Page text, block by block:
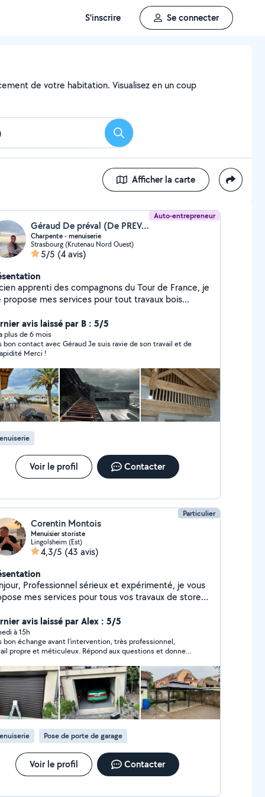
S'inscrire Se connecter
de votre habitation. Visualisez en un coup
Rechercher
Afficher la carte
Auto-entrepreneur
Géraud De préval (De PREVAL)
Charpente - menuiserie
Strasbourg (Krutenau Nord Ouest)
5/5 (4 avis)
apprenti des compagnons du Tour de France, je
propose mes services pour tout travaux bois
avis laissé par B : 5/5
plus de 6 mois
bon contact avec Géraud Je suis ravie de son travail et de
sa rapidité Merci !
Voir le profil Contacter
Particulier
Corentin Montois
Menuisier storiste
Lingolsheim (Est)
4,3/5 (43 avis)
et expérimenté, je vous
mes services pour tous vos travaux de stores,
extérieurs et intérieurs Installation de pergolas
et remplacement de volets roulants Réparation
de motorisations Changement de toiles
et entretien Petits travaux de
et finitions Je travaille avec soin et
afin de vous garantir un résultat de qualité.
pas à me contacter pour discuter de votre
obtenir un devis. À bientôt ! Cordialement
avis laissé par Alex : 5/5
à 15h
bon échange avant l'intervention, très professionnel,
propre et méticuleux. Répond aux questions et donne
Pose de porte de garage
Voir le profil Contacter